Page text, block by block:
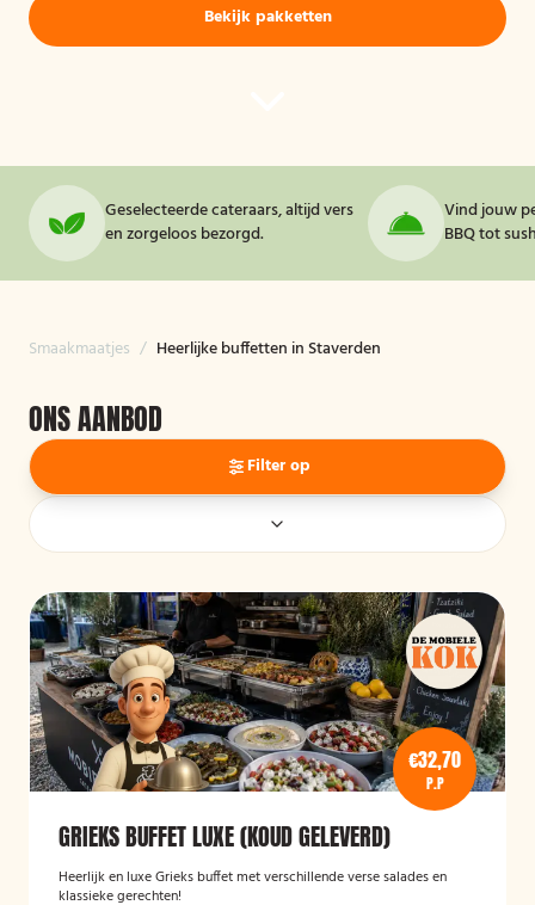
Bekijk pakketten
Geselecteerde cateraars, altijd vers
en zorgeloos bezorgd.
Vind jouw
BBQ tot
Smaakmaatjes / Heerlijke buffetten in Staverden
ONS AANBOD
Filter op
€32,70
P.P
GRIEKS BUFFET LUXE (KOUD GELEVERD)
Heerlijk en luxe Grieks buffet met verschillende verse salades en
klassieke gerechten!